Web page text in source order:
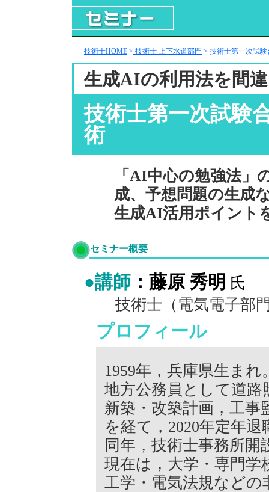
技術士HOME > 技術士 上下水道部門 > 技術士第一次試
生成AIの利用法を間
技術士第一次試験
術
「AI中心の勉強法」
成、予想問題の生成
生成AI活用ポイント
セミナー概要
●講師 ：藤原 秀明 氏
技術士（電気電子部
プロフィール
1959年，兵庫県生まれ
地方公務員として道路
新築・改築計画，工事
を経て，2020年定年退
同年，技術士事務所開
現在は，大学・専門学
工学・電気法規などの